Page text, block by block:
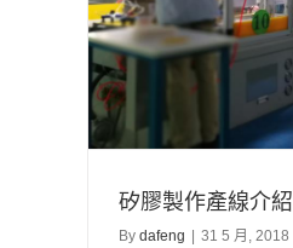
矽膠製作產線介紹
By dafeng 31 5 月, 2018